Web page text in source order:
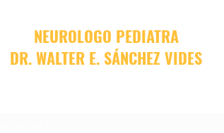
NEUROLOGO PEDIATRA
DR. WALTER E. SÁNCHEZ VIDES